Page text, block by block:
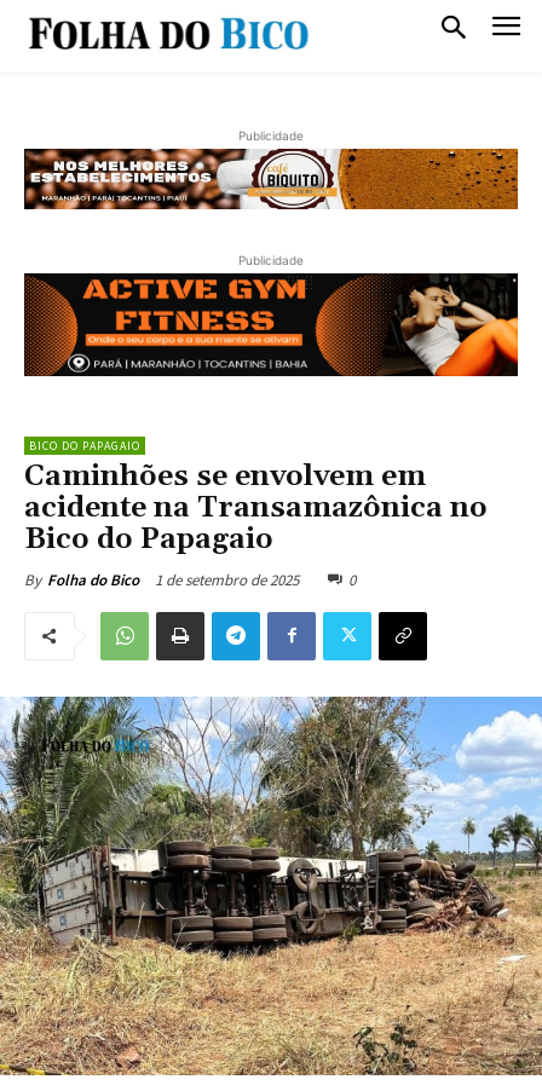
Publicidade
Publicidade
BICO DO PAPAGAIO
Caminhões se envolvem em
acidente na Transamazônica no
Bico do Papagaio
By Folha do Bico 1 de setembro de 2025 0